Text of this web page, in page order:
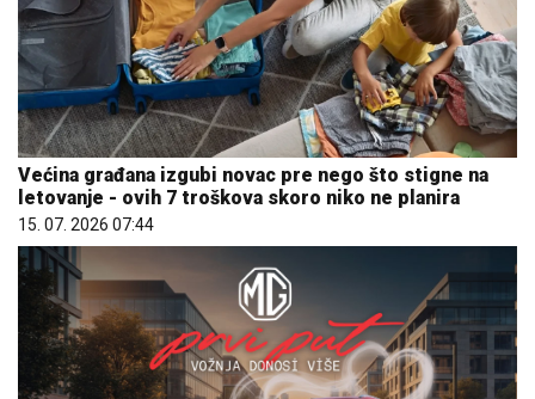
Većina građana izgubi novac pre nego što stigne na
letovanje - ovih 7 troškova skoro niko ne planira
15. 07. 2026 07:44